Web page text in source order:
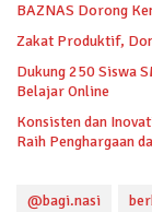
BAZNAS Dorong
Zakat Produktif,
Dukung 250 Siswa
Belajar Online
Konsisten dan
Raih Penghargaan
@bagi.nasi